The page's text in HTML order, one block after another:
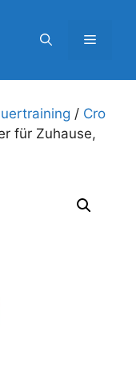
Menü
/ Cro
für Zuhause,